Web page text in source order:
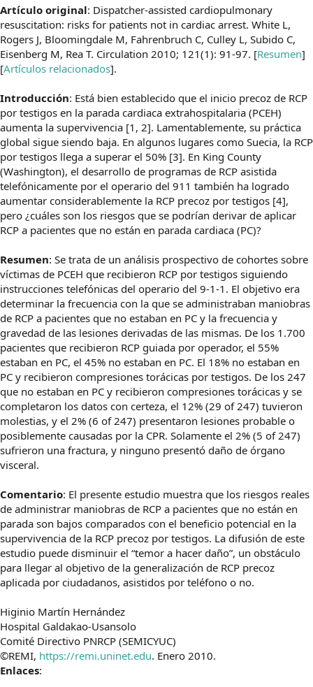
Artículo original: Dispatcher-assisted cardiopulmonary
resuscitation: risks for patients not in cardiac arrest. White L,
Rogers J, Bloomingdale M, Fahrenbruch C, Culley L, Subido C,
Eisenberg M, Rea T. Circulation 2010; 121(1): 91-97. [Resumen]
[Artículos relacionados].
Introducción: Está bien establecido que el inicio precoz de RCP
por testigos en la parada cardiaca extrahospitalaria (PCEH)
aumenta la supervivencia [1, 2]. Lamentablemente, su práctica
global sigue siendo baja. En algunos lugares como Suecia, la RCP
por testigos llega a superar el 50% [3]. En King County
(Washington), el desarrollo de programas de RCP asistida
telefónicamente por el operario del 911 también ha logrado
aumentar considerablemente la RCP precoz por testigos [4],
pero ¿cuáles son los riesgos que se podrían derivar de aplicar
RCP a pacientes que no están en parada cardiaca (PC)?
Resumen: Se trata de un análisis prospectivo de cohortes sobre
víctimas de PCEH que recibieron RCP por testigos siguiendo
instrucciones telefónicas del operario del 9-1-1. El objetivo era
determinar la frecuencia con la que se administraban maniobras
de RCP a pacientes que no estaban en PC y la frecuencia y
gravedad de las lesiones derivadas de las mismas. De los 1.700
pacientes que recibieron RCP guiada por operador, el 55%
estaban en PC, el 45% no estaban en PC. El 18% no estaban en
PC y recibieron compresiones torácicas por testigos. De los 247
que no estaban en PC y recibieron compresiones torácicas y se
completaron los datos con certeza, el 12% (29 of 247) tuvieron
molestias, y el 2% (6 of 247) presentaron lesiones probable o
posiblemente causadas por la CPR. Solamente el 2% (5 of 247)
sufrieron una fractura, y ninguno presentó daño de órgano
visceral.
Comentario: El presente estudio muestra que los riesgos reales
de administrar maniobras de RCP a pacientes que no están en
parada son bajos comparados con el beneficio potencial en la
supervivencia de la RCP precoz por testigos. La difusión de este
estudio puede disminuir el “temor a hacer daño”, un obstáculo
para llegar al objetivo de la generalización de RCP precoz
aplicada por ciudadanos, asistidos por teléfono o no.
Higinio Martín Hernández
Hospital Galdakao-Usansolo
Comité Directivo PNRCP (SEMICYUC)
©REMI, https://remi.uninet.edu. Enero 2010.
Enlaces: